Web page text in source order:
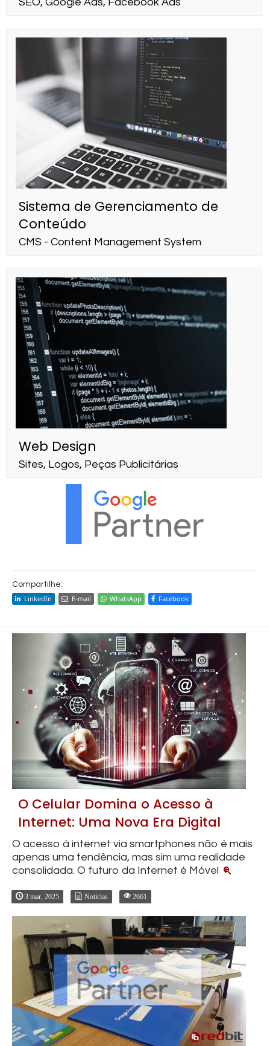
Sistema de Gerenciamento de
Conteúdo
CMS - Content Management System
Web Design
Sites, Logos, Peças Publicitárias
Compartilhe:
LinkedIn E-mail WhatsApp Facebook
O Celular Domina o Acesso à
Internet: Uma Nova Era Digital
O acesso à internet via smartphones não é mais
apenas uma tendência, mas sim uma realidade
consolidada. O futuro da Internet é Móvel
3 mar, 2025 Notícias 2661